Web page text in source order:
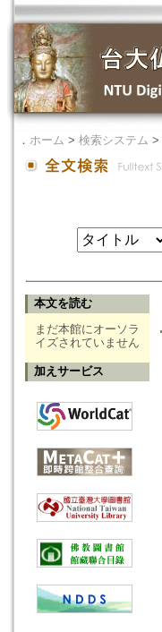
． ホーム > 検索システム >
本文を読む
まだ本館にオーソラ
イズされていません
加えサービス